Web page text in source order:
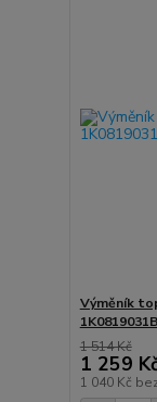
Výměník
1K0819031B
1 514 Kč
1 259
1 040 Kč